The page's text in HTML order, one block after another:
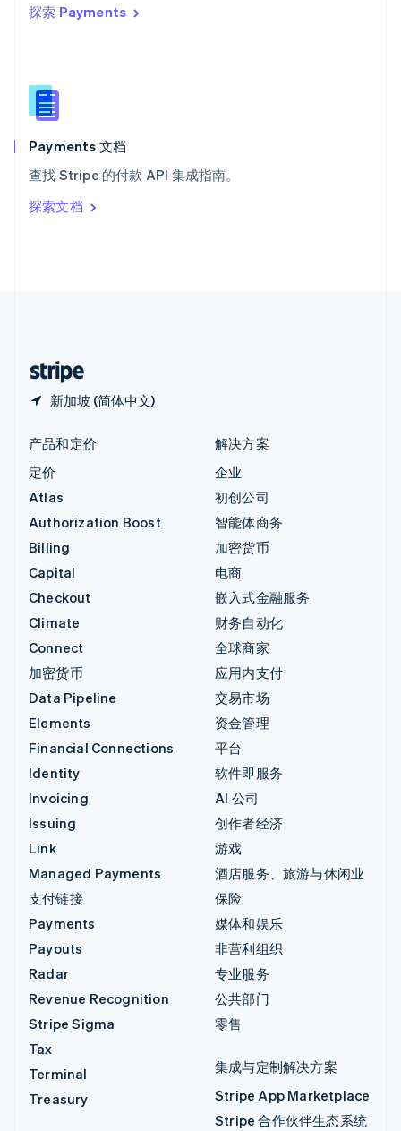
探索 Payments
Payments 文档
查找 Stripe 的付款 API 集成指南。
探索文档
新加坡 (简体中文)
西班牙
新西兰
English
匈牙利
English
ItalianoEnglish
印度
English
产品和定价
定价
Atlas
Authorization Boost
Billing
Capital
Checkout
Climate
Connect
加密货币
Data Pipeline
Elements
Financial Connections
Identity
Invoicing
Issuing
Link
Managed Payments
支付链接
Payments
Payouts
Radar
Revenue Recognition
Stripe Sigma
Tax
Terminal
Treasury
解决方案
企业
初创公司
智能体商务
加密货币
电商
嵌入式金融服务
财务自动化
全球商家
应用内支付
交易市场
资金管理
平台
软件即服务
AI 公司
创作者经济
游戏
酒店服务、旅游与休闲业
保险
媒体和娱乐
非营利组织
专业服务
公共部门
零售
集成与定制解决方案
Stripe App Marketplace
Stripe 合作伙伴生态系统